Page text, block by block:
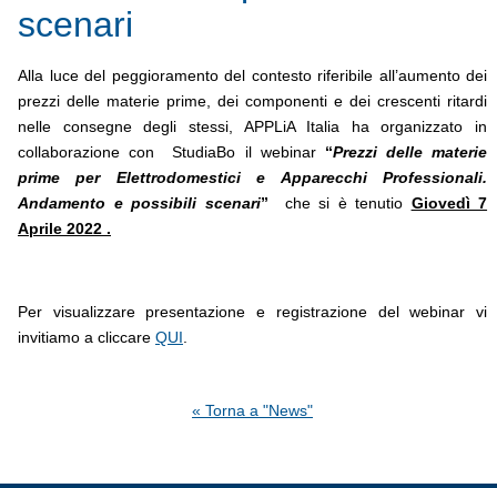
scenari
Alla luce del peggioramento del contesto riferibile all’aumento dei
prezzi delle materie prime, dei componenti e dei crescenti ritardi
nelle consegne degli stessi, APPLiA Italia ha organizzato in
collaborazione con StudiaBo il webinar “Prezzi delle materie
prime per Elettrodomestici e Apparecchi Professionali.
Andamento e possibili scenari” che si è tenutio Giovedì 7
Aprile 2022 .
Per visualizzare presentazione e registrazione del webinar vi
invitiamo a cliccare QUI
« Torna a "News"